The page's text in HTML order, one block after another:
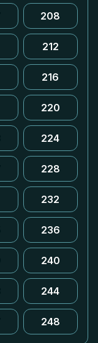
208
212
216
220
224
228
232
236
240
244
248